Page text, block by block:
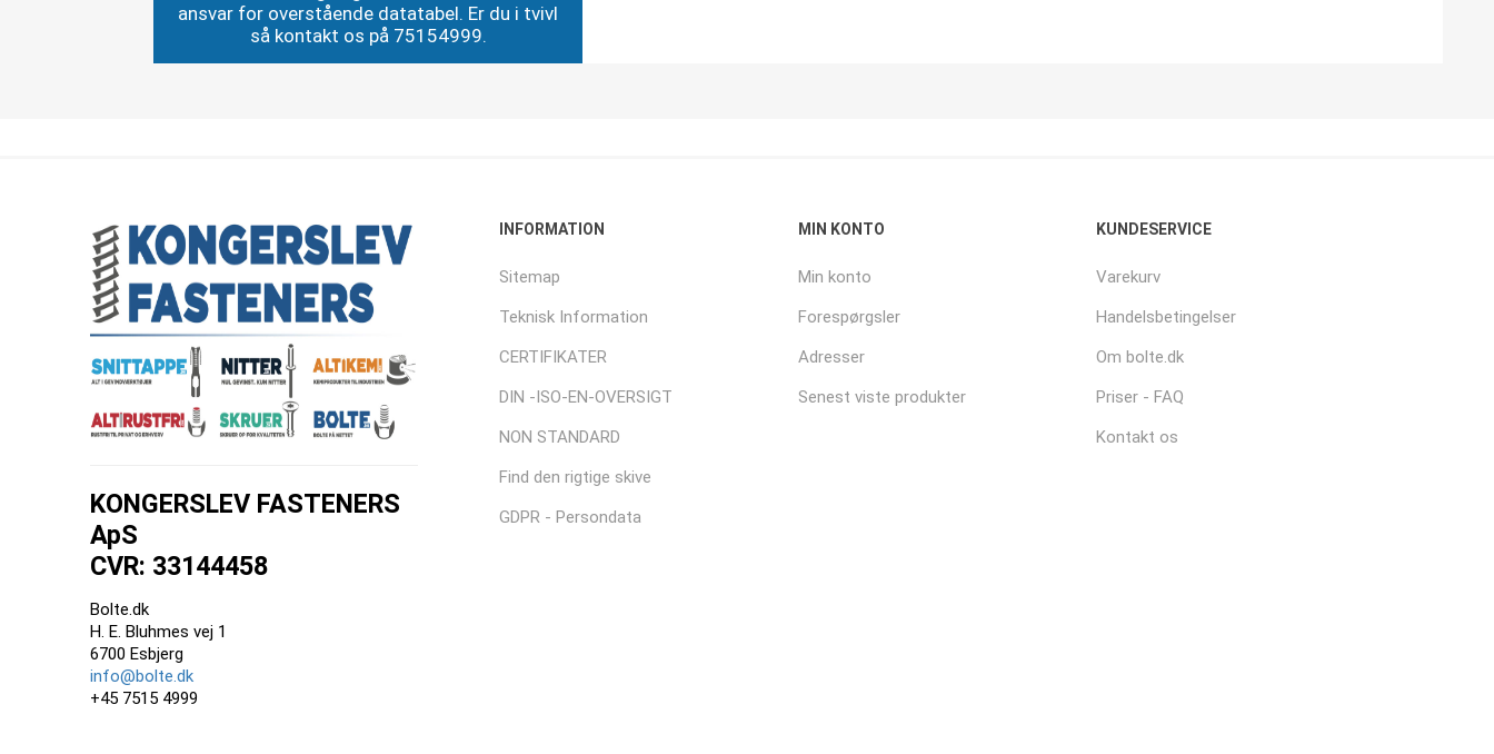
ansvar for overstående datatabel. Er du i tvivl
så kontakt os på 75154999.
KONGERSLEV FASTENERS
ApS
CVR: 33144458
Bolte.dk
H. E. Bluhmes vej 1
6700 Esbjerg
info@bolte.dk
+45 7515 4999
INFORMATION
Sitemap
Teknisk Information
CERTIFIKATER
DIN -ISO-EN-OVERSIGT
NON STANDARD
Find den rigtige skive
GDPR - Persondata
MIN KONTO
Min konto
Forespørgsler
Adresser
Senest viste produkter
KUNDESERVICE
Varekurv
Handelsbetingelser
Om bolte.dk
Priser - FAQ
Kontakt os